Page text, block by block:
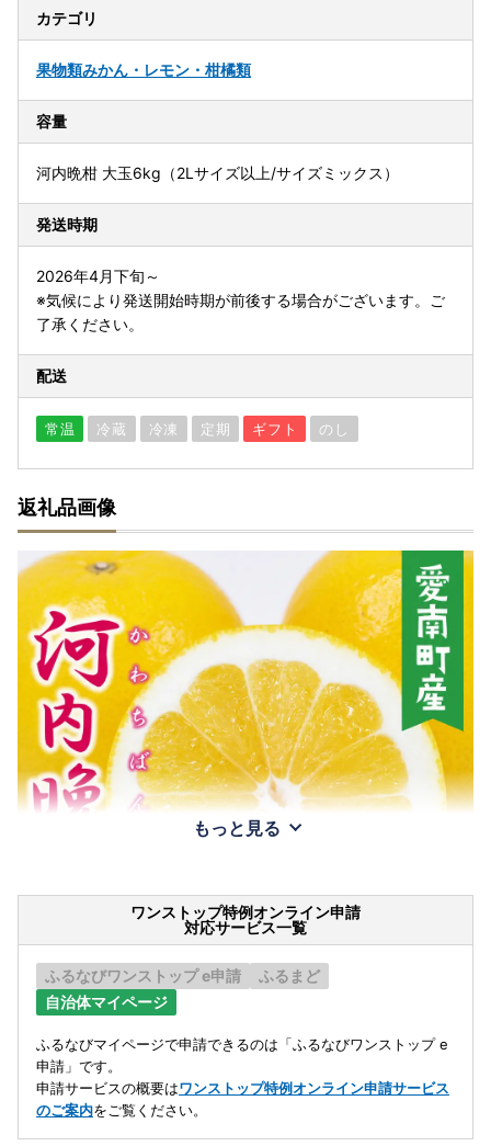
カテゴリ
果物類みかん・レモン・柑橘類
容量
河内晩柑 大玉6kg（2Lサイズ以上/サイズミックス）
発送時期
2026年4月下旬～
※気候により発送開始時期が前後する場合がございます。ご
了承ください。
配送
常温 冷蔵 冷凍 定期 ギフト のし
返礼品画像
もっと見る
ワンストップ特例オンライン申請
対応サービス一覧
ふるなびワンストップ e申請
ふるまど
自治体マイページ
ふるなびマイページで申請できるのは「ふるなびワンストップ e
申請」です。
申請サービスの概要はワンストップ特例オンライン申請サービス
のご案内をご覧ください。